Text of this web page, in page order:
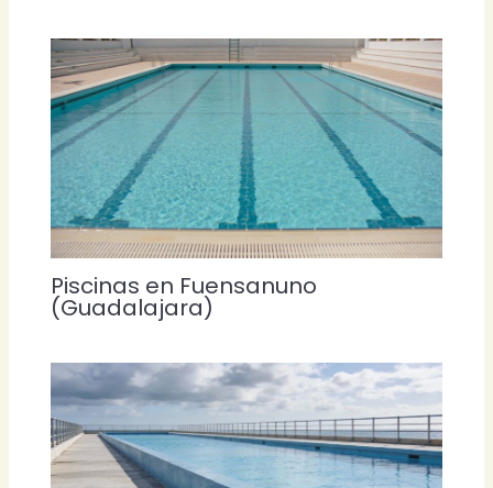
Piscinas en Fuensanuno
(Guadalajara)